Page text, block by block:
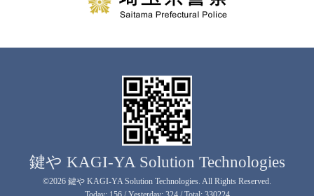
鍵や KAGI-YA Solution Technologies
©2026 鍵や KAGI-YA Solution Technologies. All Rights Reserved.